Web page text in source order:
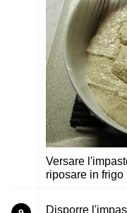
Versare
riposare in frigo
Disporre